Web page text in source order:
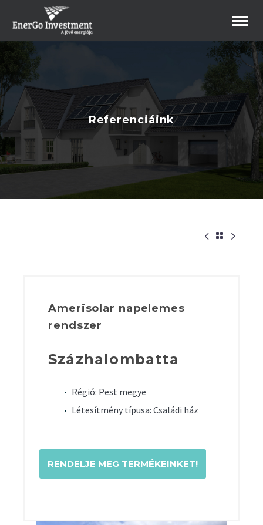
B2B Webshop Referenciáink
  
Amerisolar napelemes
rendszer
Százhalombatta
Régió: Pest megye
Létesítmény típusa: Családi ház
RENDELJE MEG TERMÉKEINKET!